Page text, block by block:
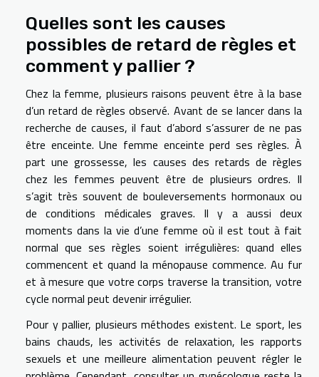
Quelles sont les causes
possibles de retard de règles et
comment y pallier ?
Chez la femme, plusieurs raisons peuvent être à la base
d’un retard de règles observé. Avant de se lancer dans la
recherche de causes, il faut d’abord s’assurer de ne pas
être enceinte. Une femme enceinte perd ses règles. À
part une grossesse, les causes des retards de règles
chez les femmes peuvent être de plusieurs ordres. Il
s’agit très souvent de bouleversements hormonaux ou
de conditions médicales graves. Il y a aussi deux
moments dans la vie d’une femme où il est tout à fait
normal que ses règles soient irrégulières: quand elles
commencent et quand la ménopause commence. Au fur
et à mesure que votre corps traverse la transition, votre
cycle normal peut devenir irrégulier.
Pour y pallier, plusieurs méthodes existent. Le sport, les
bains chauds, les activités de relaxation, les rapports
sexuels et une meilleure alimentation peuvent régler le